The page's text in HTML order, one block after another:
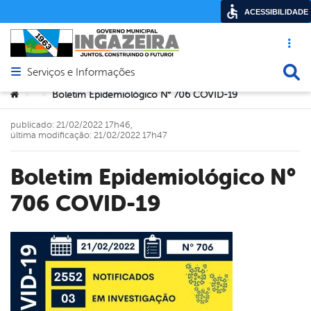
Acesso
Abrir menu principal de navegação
Serviços e Informações
Você está aqui:
> > Boletim Epidemiológico N° 706 COVID-19
Boletim Epidemiológico N°
706 COVID-19
publicado: 21/02/2022 17h46,
última modificação: 21/02/2022 17h47
ACESSIBILIDADE